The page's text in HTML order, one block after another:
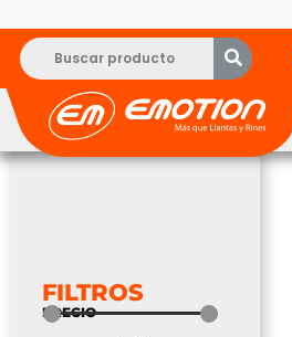
FILTROS
PRECIO